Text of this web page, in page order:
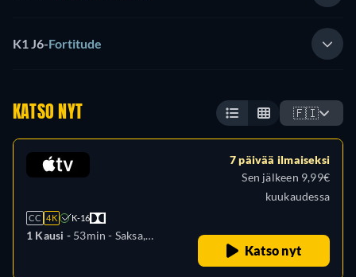
K1 J6-Fortitude
KATSO NYT 🇫🇮
CC 4K K-16
1 Kausi - 53min - Saksa,
7 päivää ilmaiseksi
Sen jälkeen 9,99€
kuukaudessa
Katso nyt